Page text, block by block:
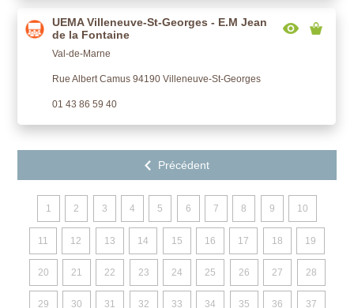
UEMA Villeneuve-St-Georges - E.M Jean
de la Fontaine
Val-de-Marne
Rue Albert Camus 94190 Villeneuve-St-Georges
01 43 86 59 40
1 2 3 4 5 6 7 8 9 10
11 12 13 14 15 16 17 18 19
20 21 22 23 24 25 26 27 28
29 30 31 32 33 34 35 36 37